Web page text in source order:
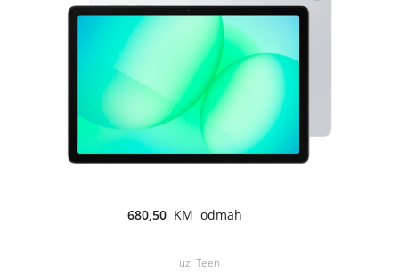
680,50 KM odmah
uz Teen